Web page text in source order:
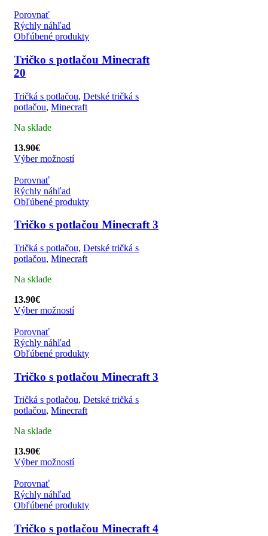
Porovnať
Rýchly náhľad
Obľúbené produkty
Tričko s potlačou Minecraft
20
Tričká s potlačou, Detské tričká s
potlačou, Minecraft
Na sklade
13.90€
Výber možností
Porovnať
Rýchly náhľad
Obľúbené produkty
Tričko s potlačou Minecraft 3
Tričká s potlačou, Detské tričká s
potlačou, Minecraft
Na sklade
13.90€
Výber možností
Porovnať
Rýchly náhľad
Obľúbené produkty
Tričko s potlačou Minecraft 3
Tričká s potlačou, Detské tričká s
potlačou, Minecraft
Na sklade
13.90€
Výber možností
Porovnať
Rýchly náhľad
Obľúbené produkty
Tričko s potlačou Minecraft 4